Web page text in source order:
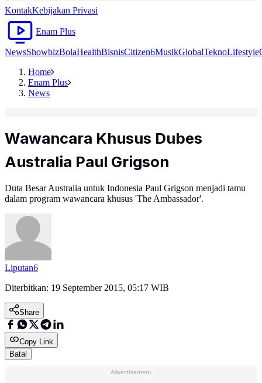
KontakKebijakan Privasi
Enam Plus
NewsShowbizBolaHealthBisnisCitizen6MusikGlobalTeknoLifestyle
Home
Enam Plus
News
Wawancara Khusus Dubes
Australia Paul Grigson
Duta Besar Australia untuk Indonesia Paul Grigson menjadi tamu
dalam program wawancara khusus 'The Ambassador'.
Liputan6
Diterbitkan: 19 September 2015, 05:17 WIB
Share
Copy Link
Batal
Advertisement